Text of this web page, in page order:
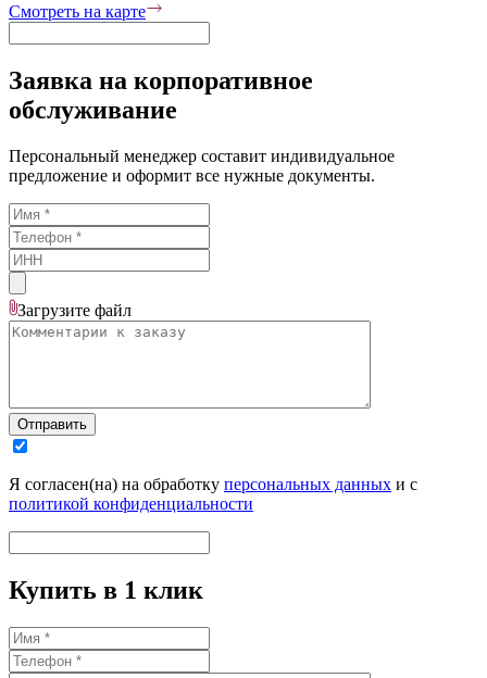
Смотреть на карте
Заявка на корпоративное
обслуживание
Персональный менеджер составит индивидуальное
предложение и оформит все нужные документы.
Загрузите файл
Отправить
Я согласен(на) на обработку персональных данных и с
политикой конфиденциальности
Купить в 1 клик